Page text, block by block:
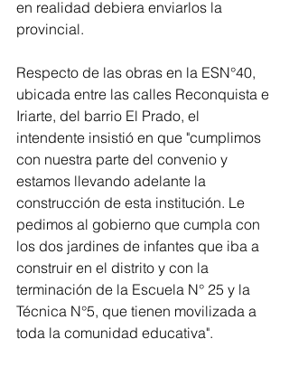
en realidad debiera enviarlos la
provincial.
Respecto de las obras en la ESN°40,
ubicada entre las calles Reconquista e
Iriarte, del barrio El Prado, el
intendente insistió en que "cumplimos
con nuestra parte del convenio y
estamos llevando adelante la
construcción de esta institución. Le
pedimos al gobierno que cumpla con
los dos jardines de infantes que iba a
construir en el distrito y con la
terminación de la Escuela N° 25 y la
Técnica N°5, que tienen movilizada a
toda la comunidad educativa".